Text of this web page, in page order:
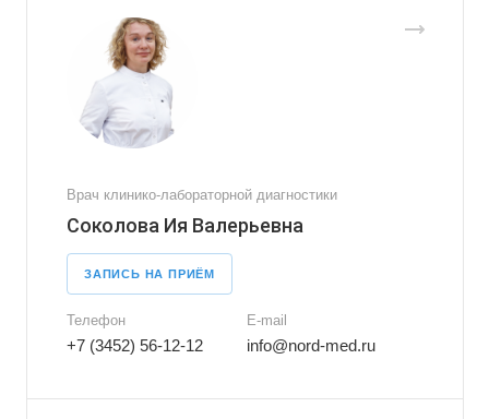
Врач клинико-лабораторной диагностики
Соколова Ия Валерьевна
ЗАПИСЬ НА ПРИЁМ
Телефон
+7 (3452) 56-12-12
E-mail
info@nord-med.ru